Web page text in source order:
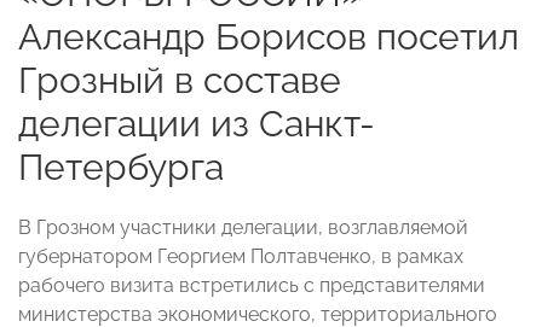
Александр Борисов посетил
Грозный в составе
делегации из Санкт-
Петербурга
В Грозном участники делегации, возглавляемой
губернатором Георгием Полтавченко, в рамках
рабочего визита встретились с представителями
министерства экономического, территориального